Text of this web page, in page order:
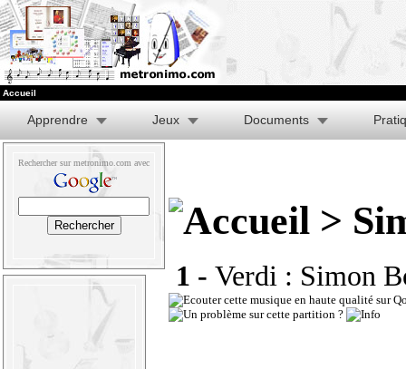
Accueil
Apprendre Jeux Documents
Rechercher sur metronimo.com avec
>
1 - Verdi : Simon